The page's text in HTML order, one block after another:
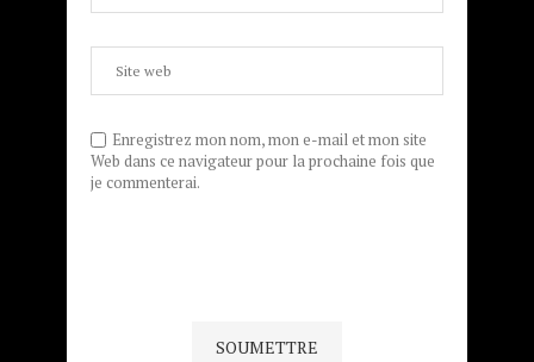
Enregistrez mon nom, mon e-mail et mon site
Web dans ce navigateur pour la prochaine fois que
je commenterai.